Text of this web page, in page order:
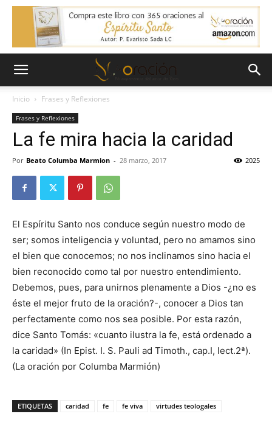
Inicio Frases y Reflexiones
Frases y Reflexiones
La fe mira hacia la caridad
Por Beato Columba Marmion - 28 marzo, 2017 2025
El Espíritu Santo nos conduce según nuestro modo de
ser; somos inteligencia y voluntad, pero no amamos sino
el bien que conocemos; no nos inclinamos sino hacia el
bien reconocido como tal por nuestro entendimiento.
Debemos, pues, para unirnos plenamente a Dios -¿no es
éste el mejor fruto de la oración?-, conocer a Dios tan
perfectamente como nos sea posible. Por esta razón,
dice Santo Tomás: «cuanto ilustra la fe, está ordenado a
la caridad» (In Epist. I. S. Pauli ad Timoth., cap.I, lect.2ª).
(La oración por Columba Marmión)
ETIQUETAS caridad fe fe viva virtudes teologales